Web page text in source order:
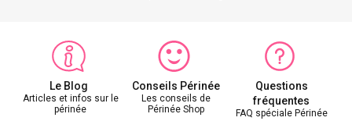
Le Blog
Articles et infos sur le
périnée
Conseils Périnée
Les conseils de
Périnée Shop
Questions
fréquentes
FAQ spéciale Périnée